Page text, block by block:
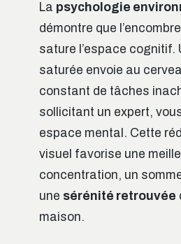
La psychologie
démontre que
sature l’espace cognitif.
saturée envoie au
constant de tâches
sollicitant un expert,
espace mental. Cette
visuel favorise une
concentration, un
une sérénité retrouvée
maison.